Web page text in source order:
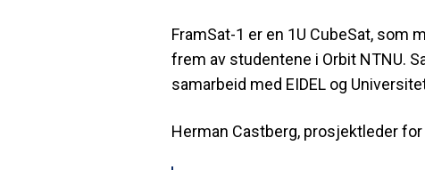
FramSat-1 er en 1U CubeSat, som
frem av studentene i Orbit NTNU.
samarbeid med EIDEL og
Herman Castberg, prosjektleder for